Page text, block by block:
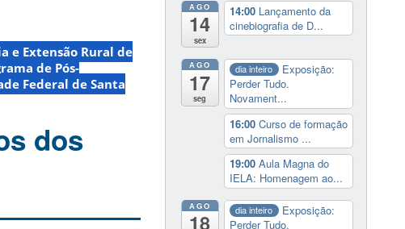
e Extensão Rural de
de Pós-
Federal de Santa
dos
AGO
14
sex
14:00 Lançamento da
cinebiografia de D...
AGO
17
seg
dia inteiro
Exposição:
Perder Tudo.
Novament...
16:00 Curso de formação
em Jornalismo ...
19:00 Aula Magna do
IELA: Homenagem ao...
AGO
18
dia inteiro
Exposição:
Perder Tudo.